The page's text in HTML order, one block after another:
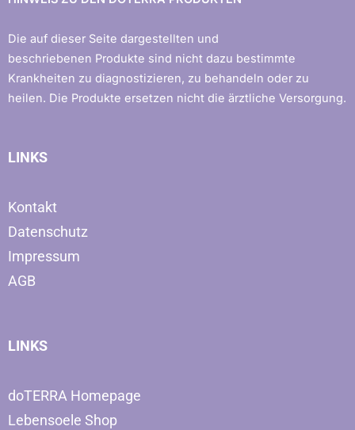
Die auf dieser Seite dargestellten und
beschriebenen Produkte sind nicht dazu bestimmte
Krankheiten zu diagnostizieren, zu behandeln oder zu
heilen. Die Produkte ersetzen nicht die ärztliche Versorgung.
LINKS
Kontakt
Datenschutz
Impressum
AGB
LINKS
doTERRA Homepage
Lebensoele Shop